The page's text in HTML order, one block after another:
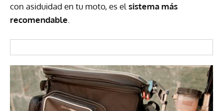
con asiduidad en tu moto, es el sistema más
recomendable